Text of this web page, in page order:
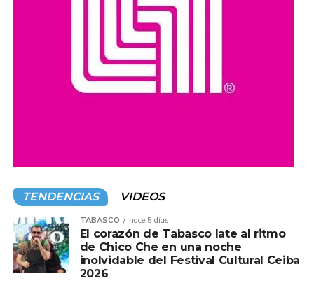
comunidades en todo el estado.
TENDENCIAS VIDEOS
TABASCO hace 5 días
El corazón de Tabasco late al ritmo
de Chico Che en una noche
inolvidable del Festival Cultural Ceiba
2026